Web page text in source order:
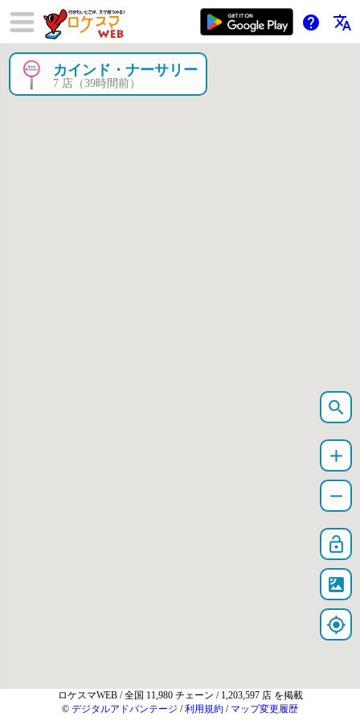
help translate
×
カインド・ナーサリー
7 店（39時間前）
search
add
remove
lock_open
satellite
my_location
ロケスマWEB / 全国 11,980 チェーン / 1,203,597 店 を掲載
© デジタルアドバンテージ /利用規約 / マップ変更履歴